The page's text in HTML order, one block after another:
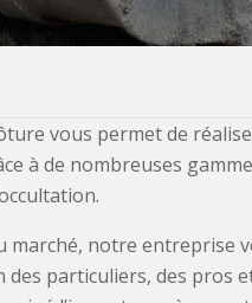
vous permet de
à de nombreuses
marché, notre entreprise
des particuliers, des pros